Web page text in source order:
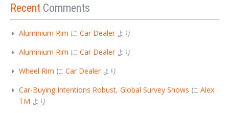
Recent Comments
Aluminium Rim に Car Dealerより
Aluminium Rim に Car Dealerより
Wheel Rim に Car Dealerより
Car-Buying Intentions Robust, Global Survey Shows に Alex
TM より